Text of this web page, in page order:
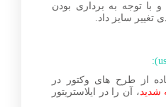
و با توجه به برداری بودن
تغییر سایز داد.
از طرح های وکتور در
شدید، آن را در ایلاستریتور